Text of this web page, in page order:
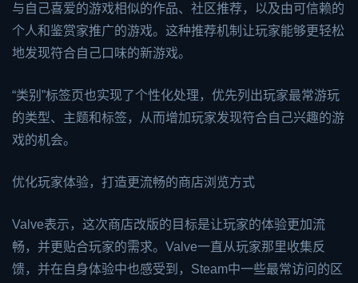
与自己喜爱的游戏相似的作品、社区推荐，以及由可信赖的
个人和鉴赏家推广的游戏。这种推荐机制让玩家能够更轻松
地发现符合自己口味的新游戏。
“类别”标签页也实现了个性化处理，优先列出玩家最常游玩
的类型、主题和标签，从而增加玩家发现符合自己兴趣的游
戏的机会。
优化玩家体验，打造更流畅的商店浏览方式
Valve表示，这次商店改版的目标是让玩家的体验更加流
畅，并更贴合玩家的需求。Valve一直从玩家那里收集反
馈，并在自身体验中也感受到，Steam中一些最常访问的区